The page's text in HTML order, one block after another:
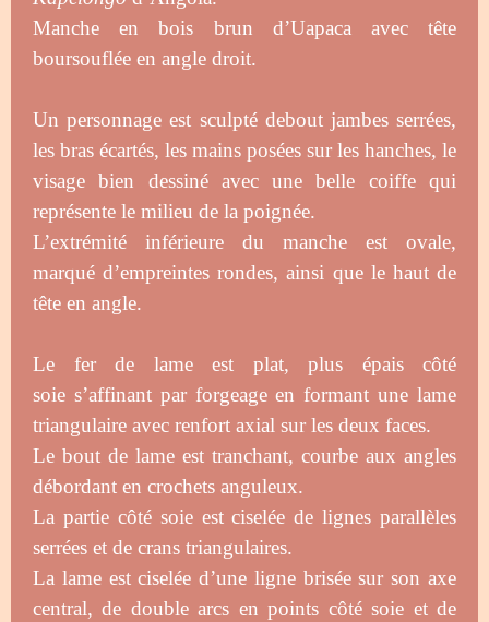
Manche en bois brun d’Uapaca
avec tête
boursouflée en angle droit.
Un personnage est sculpté debout jambes serrées,
les bras écartés, les mains posées sur les hanches, le
visage bien dessiné avec une belle coiffe qui
représente le milieu de la poignée.
L’extrémité inférieure du manche est ovale,
marqué d’empreintes rondes, ainsi que le haut de
tête en angle.
Le fer de lame est plat, plus épais côté
soie s’affinant par forgeage en formant une lame
triangulaire avec renfort axial sur les deux faces.
Le bout de lame est tranchant, courbe aux angles
débordant en crochets anguleux.
La partie côté soie est ciselée de lignes parallèles
serrées et de crans triangulaires.
La lame est ciselée d’une ligne brisée sur son axe
central, de double arcs en points côté soie et de